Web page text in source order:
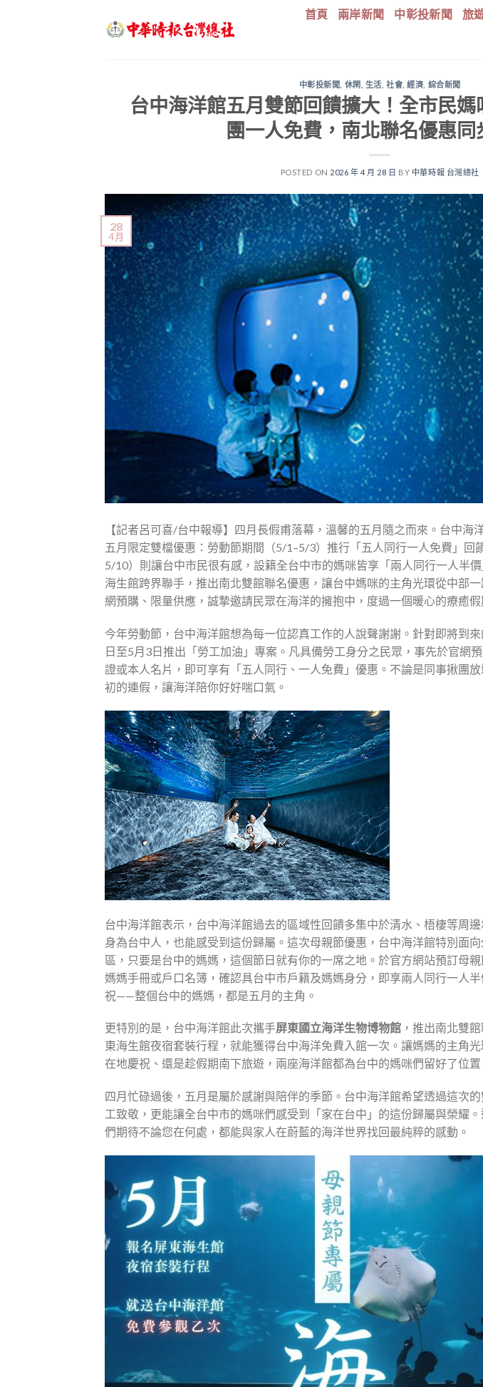
首頁 兩岸新聞 中彰投新聞 旅
中彰投新聞 休閑 生活 ,社會,經濟 綜合新聞
台中海洋館五月雙節回饋擴大！全市民
團一人免費，南北聯名優惠同
POSTED ON 2026 年 4 月 28 日 BY 中華時報 台灣總社
28
4 月
【記者呂可喜/台中報導】四月長假甫落幕，溫馨的五月隨之而來。台中海
五月限定雙檔優惠：勞動節期間（5/1–5/3）推行「五人同行一人免費」回
5/10）則讓台中市民很有感，設籍全台中市的媽咪皆享「兩人同行一人半
海生館跨界聯手，推出南北雙館聯名優惠，讓台中媽咪的主角光環從中部
網預購、限量供應，誠摯邀請民眾在海洋的擁抱中，度過一個暖心的療癒假
今年勞動節，台中海洋館想為每一位認真工作的人說聲謝謝。針對即將到
日至5月3日推出「勞工加油」專案。凡具備勞工身分之民眾，事先於官網
證或本人名片，即可享有「五人同行、一人免費」優惠。不論是同事揪團
初的連假，讓海洋陪你好好喘口氣。
台中海洋館表示，台中海洋館過去的區域性回饋多集中於清水、梧棲等周
身為台中人，也能感受到這份歸屬。這次母親節優惠，台中海洋館特別面向
區，只要是台中的媽媽，這個節日就有你的一席之地。於官方網站預訂母
媽媽手冊或戶口名簿，確認具台中市戶籍及媽媽身分，即享兩人同行一人
祝——整個台中的媽媽，都是五月的主角。
更特別的是，台中海洋館此次攜手屏東國立海洋生物博物館 ，推出南北雙
東海生館夜宿套裝行程，就能獲得台中海洋免費入館一次。讓媽媽的主角
在地慶祝、還是趁假期南下旅遊，兩座海洋館都為台中的媽咪們留好了位置
四月忙碌過後，五月是屬於感謝與陪伴的季節。台中海洋館希望透過這次
工致敬，更能讓全台中市的媽咪們感受到「家在台中」的這份歸屬與榮耀
們期待不論您在何處，都能與家人在蔚藍的海洋世界找回最純粹的感動。